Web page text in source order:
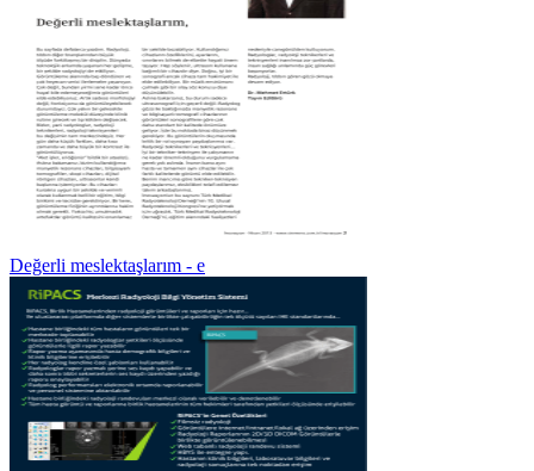
Değerli meslektaşlarım - e